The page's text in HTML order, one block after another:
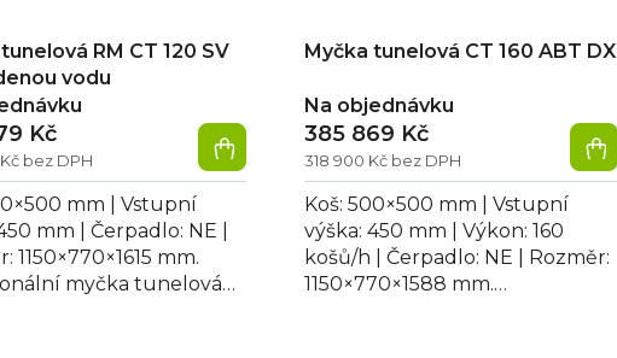
RM CT 120 SV
vodu
bez DPH
Kč
mm | Vstupní
mm | Čerpadlo: NE |
1150×770×1615 mm.
myčka tunelová
Myčka tunelová CT 160 ABT DX
Na objednávku
318 900 Kč bez DPH
385 869 Kč
Koš: 500×500 mm | Vstupní
výška: 450 mm | Výkon: 160
košů/h | Čerpadlo: NE | Rozměr:
1150×770×1588 mm.